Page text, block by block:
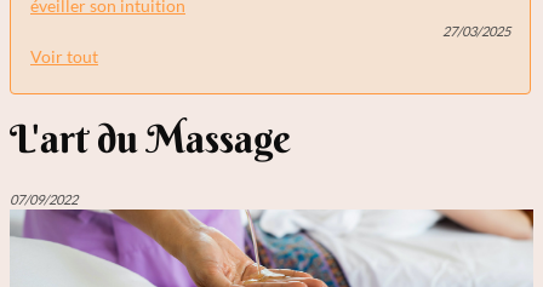
éveiller son intuition
27/03/2025
Voir tout
L'art du Massage
07/09/2022